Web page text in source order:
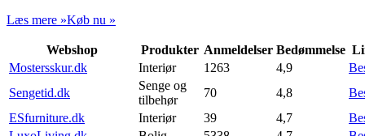
Læs mere »Køb nu »
Webshop Produkter Anmeldelser Bedømmelse
Mostersskur.dk
Interiør 1263 4,9
Sengetid.dk
Senge og
tilbehør
70 4,8
ESfurniture.dk
Interiør 39 4,7